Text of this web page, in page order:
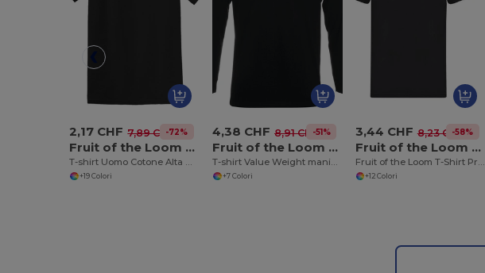
2,17 CHF 7,89 CHF-72%
Fruit of the Loom SS048
T-shirt Uomo Cotone Alta Qualità
+19 Colori
4,38 CHF 8,91 CHF-51%
Fruit of the Loom 61-038-0
T-shirt Value Weight maniche lunghe
+7 Colori
3,44 CHF 8,23 CHF-58%
Fruit of the Loom SC210
Fruit of the Loom T-Shirt Premium in Cotone
+12 Colori